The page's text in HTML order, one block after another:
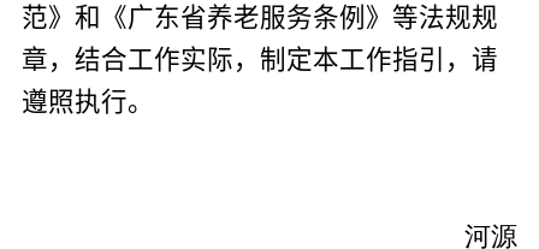
范》和
《广东省养老服务条例》等法规规
章，结合工作实际，制定本工作指引，请
遵照执行。
河源